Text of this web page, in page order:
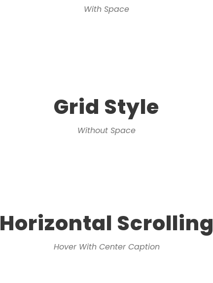
With Space
Grid Style
Without Space
Horizontal Scrolling
Hover With Center Caption